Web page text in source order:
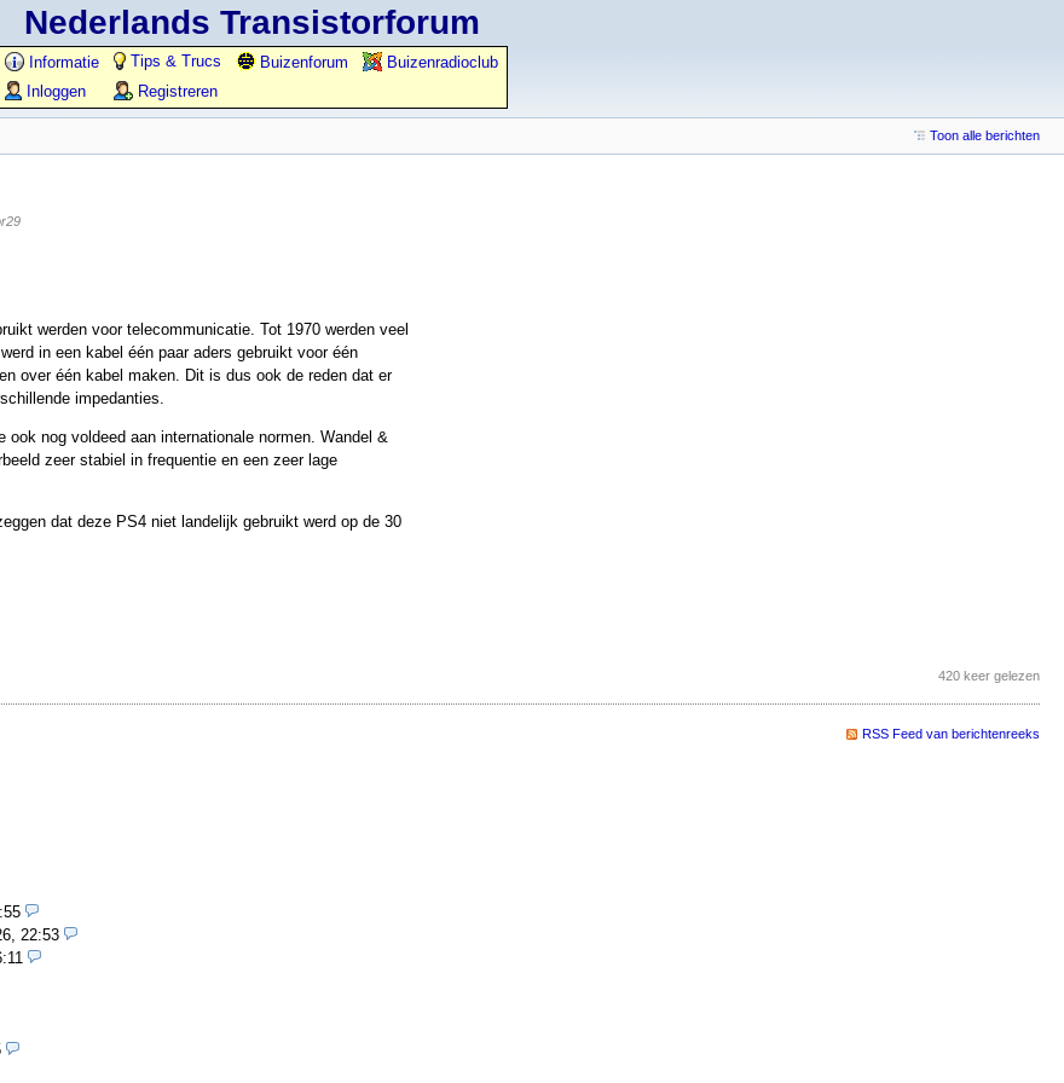
Nederlands Transistorforum
Informatie Tips & Trucs Buizenforum
Buizenradioclub
Inloggen
Registreren
Toon alle berichten
werden voor telecommunicatie. Tot 1970 werden veel
in een kabel één paar aders gebruikt voor één
over één kabel maken. Dit is dus ook de reden dat er
impedanties.
nog voldeed aan internationale normen. Wandel &
zeer stabiel in frequentie en een zeer lage
dat deze PS4 niet landelijk gebruikt werd op de 30
420 keer gelezen
RSS Feed van berichtenreeks
22:53